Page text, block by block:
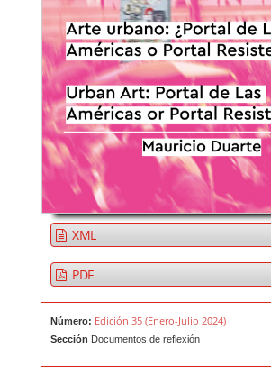
XML
PDF
Número: Edición 35 (Enero-Julio 2024)
Sección Documentos de reflexión